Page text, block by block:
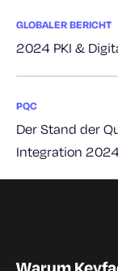
GLOBALER BERICHT
2024 PKI &
PQC
Der Stand der
Integration